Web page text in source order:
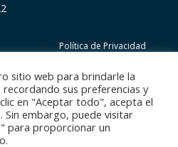
Política de Privacidad
Política de Cookies
Aviso Legal
sitio web para brindarle la
sus preferencias y
en "Aceptar todo", acepta el
Sin embargo, puede visitar
para proporcionar un